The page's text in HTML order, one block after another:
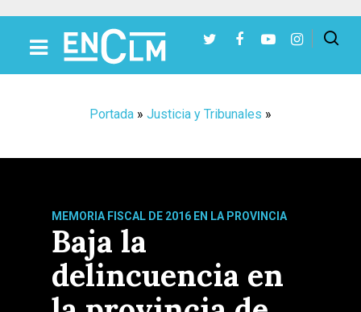
Portada » Justicia y Tribunales »
MEMORIA FISCAL DE 2016 EN LA PROVINCIA
Baja la
delincuencia en